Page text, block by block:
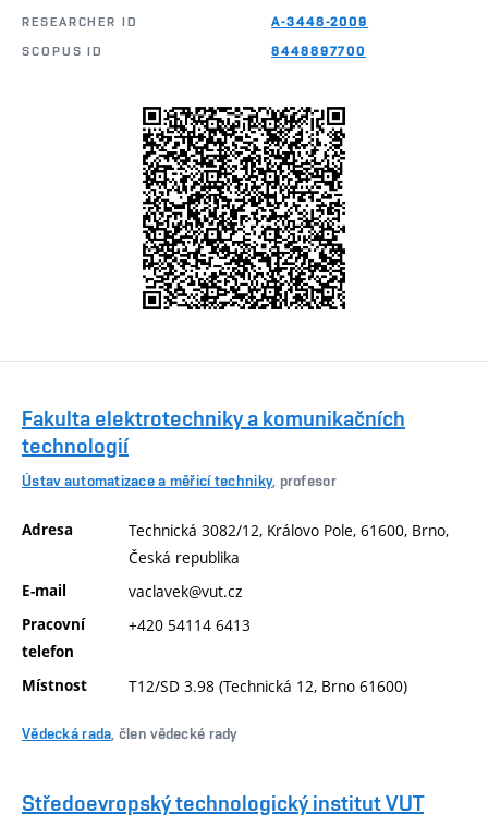
RESEARCHER ID
A-3448-2009
SCOPUS ID
8448897700
Fakulta elektrotechniky a komunikačních
technologií
Ústav automatizace a měřicí techniky, profesor
Adresa
Technická 3082/12, Královo Pole, 61600, Brno,
Česká republika
E-mail vaclavek@vut.cz
Pracovní
telefon
+420 54114 6413
Místnost T12/SD 3.98 (Technická 12, Brno 61600)
Vědecká rada, člen vědecké rady
Středoevropský technologický institut VUT